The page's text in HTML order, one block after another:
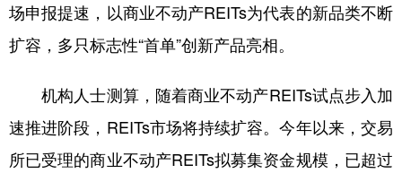
文化 健康 军事
法律 中央文件 金融 汽车
食品 人居 信息化 数字经济
场申报提速，以商业不动产REITs为代表的新品类不断
扩容，多只标志性“首单”创新产品亮相。
机构人士测算，随着商业不动产REITs试点步入加
速推进阶段，REITs市场将持续扩容。今年以来，交易
所已受理的商业不动产REITs拟募集资金规模，已超过